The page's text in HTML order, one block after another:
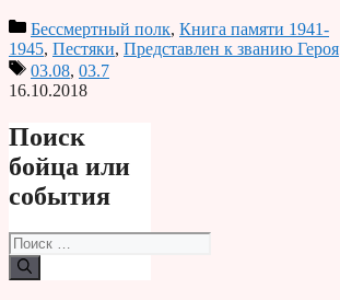
Бессмертный полк, Книга памяти 1941-
1945, Пестяки, Представлен к званию Героя
03.08, 03.7
16.10.2018
Поиск
бойца или
события
Поиск: